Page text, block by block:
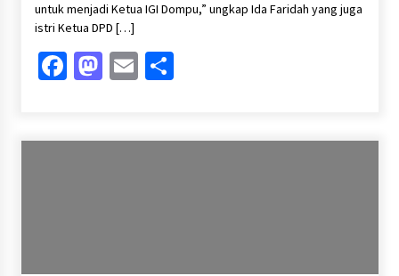
untuk menjadi Ketua IGI Dompu,” ungkap Ida Faridah yang juga
istri Ketua DPD […]
Facebook
Mastodon
EmailShare